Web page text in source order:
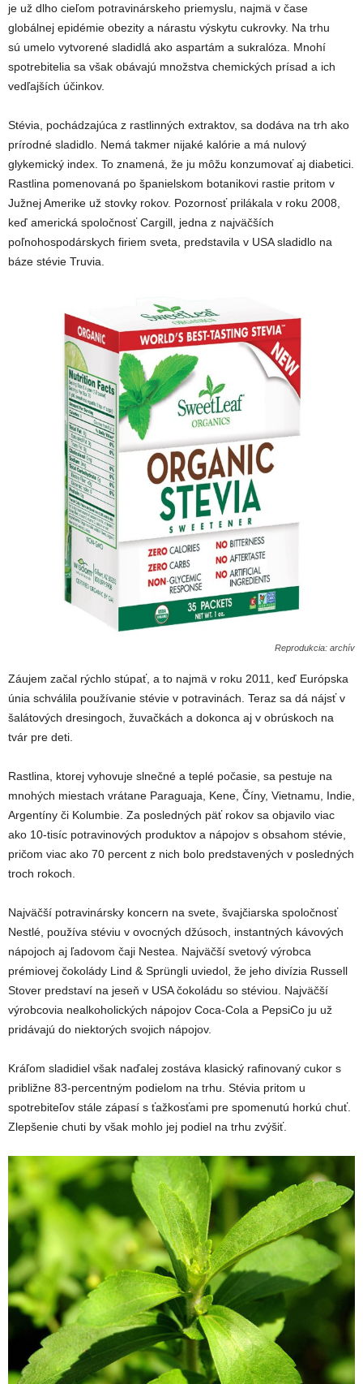
je už dlho cieľom potravinárskeho priemyslu, najmä v čase
globálnej epidémie obezity a nárastu výskytu cukrovky. Na trhu
sú umelo vytvorené sladidlá ako aspartám a sukralóza. Mnohí
spotrebitelia sa však obávajú množstva chemických prísad a ich
vedľajších účinkov.
Stévia, pochádzajúca z rastlinných extraktov, sa dodáva na trh ako
prírodné sladidlo. Nemá takmer nijaké kalórie a má nulový
glykemický index. To znamená, že ju môžu konzumovať aj diabetici.
Rastlina pomenovaná po španielskom botanikovi rastie pritom v
Južnej Amerike už stovky rokov. Pozornosť prilákala v roku 2008,
keď americká spoločnosť Cargill, jedna z najväčších
poľnohospodárskych firiem sveta, predstavila v USA sladidlo na
báze stévie Truvia.
Reprodukcia: archív
Záujem začal rýchlo stúpať, a to najmä v roku 2011, keď Európska
únia schválila používanie stévie v potravinách. Teraz sa dá nájsť v
šalátových dresingoch, žuvačkách a dokonca aj v obrúskoch na
tvár pre deti.
Rastlina, ktorej vyhovuje slnečné a teplé počasie, sa pestuje na
mnohých miestach vrátane Paraguaja, Kene, Číny, Vietnamu, Indie,
Argentíny či Kolumbie. Za posledných päť rokov sa objavilo viac
ako 10-tisíc potravinových produktov a nápojov s obsahom stévie,
pričom viac ako 70 percent z nich bolo predstavených v posledných
troch rokoch.
Najväčší potravinársky koncern na svete, švajčiarska spoločnosť
Nestlé, používa stéviu v ovocných džúsoch, instantných kávových
nápojoch aj ľadovom čaji Nestea. Najväčší svetový výrobca
prémiovej čokolády Lind & Sprüngli uviedol, že jeho divízia Russell
Stover predstaví na jeseň v USA čokoládu so stéviou. Najväčší
výrobcovia nealkoholických nápojov Coca-Cola a PepsiCo ju už
pridávajú do niektorých svojich nápojov.
Kráľom sladidiel však naďalej zostáva klasický rafinovaný cukor s
približne 83-percentným podielom na trhu. Stévia pritom u
spotrebiteľov stále zápasí s ťažkosťami pre spomenutú horkú chuť.
Zlepšenie chuti by však mohlo jej podiel na trhu zvýšiť.